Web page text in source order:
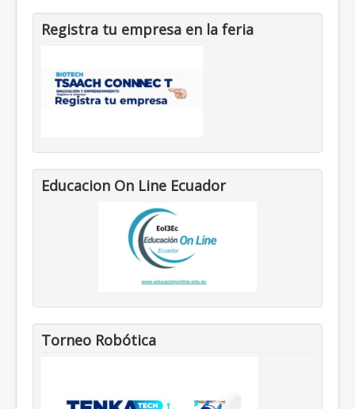
Registra tu empresa en la feria
Educacion On Line Ecuador
Torneo Robótica